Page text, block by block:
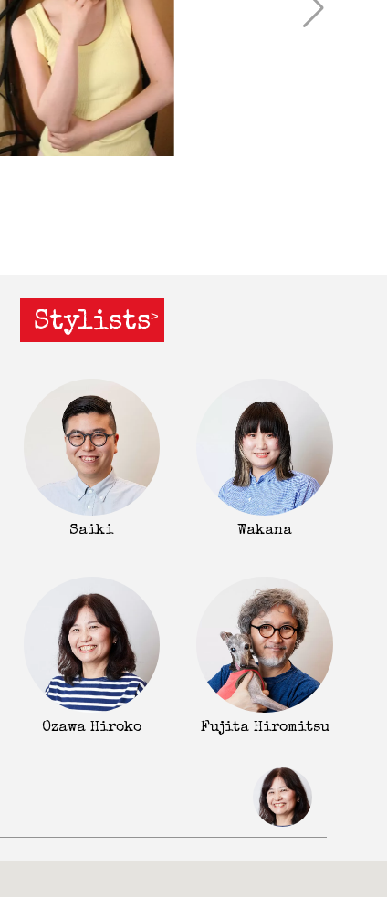
Stylists
Saiki Wakana
Ozawa Hiroko Fujita Hiromitsu